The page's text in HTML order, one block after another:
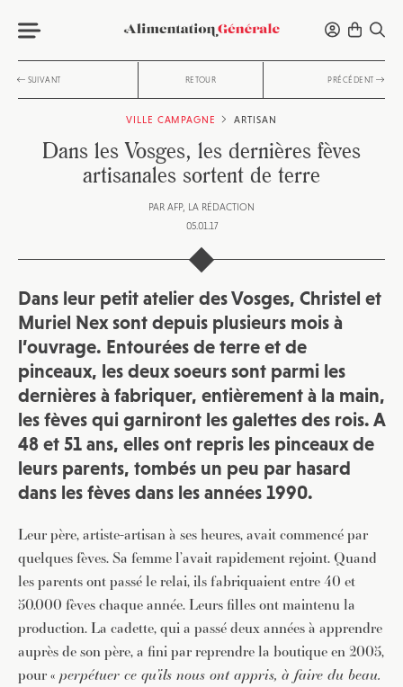
SUIVANT RETOUR PRÉCÉDENT
VILLE CAMPAGNE ARTISAN
Dans les Vosges, les dernières fèves
artisanales sortent de terre
PAR AFP LA RÉDACTION
05.01.17
Dans leur petit atelier des Vosges, Christel et
Muriel Nex sont depuis plusieurs mois à
l’ouvrage. Entourées de terre et de
pinceaux, les deux soeurs sont parmi les
dernières à fabriquer, entièrement à la main,
les fèves qui garniront les galettes des rois. A
48 et 51 ans, elles ont repris les pinceaux de
leurs parents, tombés un peu par hasard
dans les fèves dans les années 1990.
Leur père, artiste-artisan à ses heures, avait commencé par
quelques fèves. Sa femme l’avait rapidement rejoint. Quand
les parents ont passé le relai, ils fabriquaient entre 40 et
50.000 fèves chaque année. Leurs filles ont maintenu la
production. La cadette, qui a passé deux années à apprendre
auprès de son père, a fini par reprendre la boutique en 2005,
pour « perpétuer ce qu’ils nous ont appris, à faire du beau.